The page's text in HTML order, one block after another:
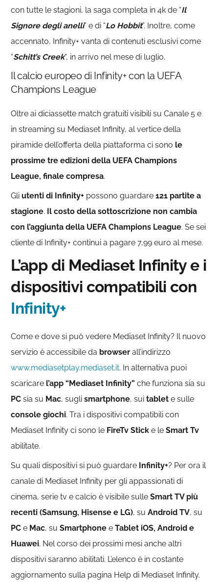
con tutte le stagioni, la saga completa in 4k de “Il
Signore degli anelli” e di “Lo Hobbit”. Inoltre, come
accennato, Infinity+ vanta di contenuti esclusivi come
“Schitt’s Creek“, in arrivo nel mese di luglio.
Il calcio europeo di Infinity+ con la UEFA
Champions League
Oltre ai diciassette match gratuiti visibili su Canale 5 e
in streaming su Mediaset Infinity, al vertice della
piramide dell’offerta della piattaforma ci sono le
prossime tre edizioni della UEFA Champions
League, finale compresa.
Gliutenti di Infinity+ possono guardare121 partite a
stagione. Il costo della sottoscrizione non cambia
con l’aggiunta della UEFA Champions League. Se sei
cliente di Infinity+ continui a pagare 7,99 euro al mese.
L’app di Mediaset Infinity e i
dispositivi compatibili con
Infinity+
Come e dove si può vedere Mediaset Infinity? Il nuovo
servizio è accessibile da browserall’indirizzo
www.mediasetplay.mediaset.it. In alternativa puoi
scaricare l’app “Mediaset Infinity”che funziona sia su
PC sia su Mac, suglismartphone, suitablet e sulle
console giochi. Tra i dispositivi compatibili con
Mediaset Infinity ci sono le FireTv Stick e leSmart Tv
abilitate.
Su quali dispositivi si può guardare Infinity+? Per ora il
canale di Mediaset Infinity per gli appassionati di
cinema, serie tv e calcio è visibile sulleSmart TV più
recenti (Samsung, Hisense e LG), suAndroid TV, su
PC e Mac, suSmartphone eTablet iOS, Android e
Huawei. Nel corso dei prossimi mesi anche altri
dispositivi saranno abilitati. L’elenco è in costante
aggiornamento sulla pagina Help di Mediaset Infinity.